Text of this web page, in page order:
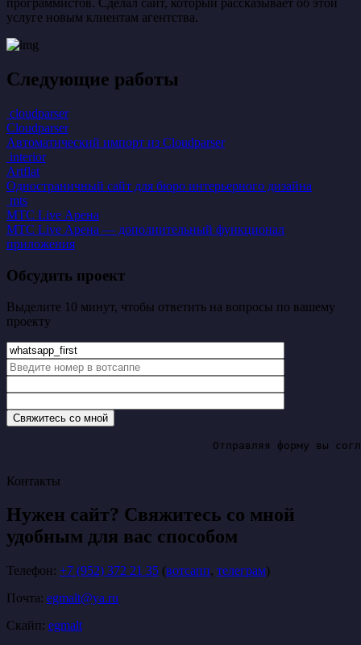
программистов. Сделал сайт, который рассказывает об этой
услуге новым клиентам агентства.
Следующие работы
cloudparser
Cloudparser
Автоматический импорт из Cloudparser
interior
Artflat
Одностраничный сайт для бюро интерьерного дизайна
mts
МТС Live Арена
МТС Live Арена — дополнительный функционал
приложения
Обсудить проект
Выделите 10 минут, чтобы ответить на вопросы по вашему
проекту
Контакты
Нужен сайт? Свяжитесь со мной
удобным для вас способом
Телефон: +7 (952) 372 21 35 (вотсапп, телеграм)
Почта: egmalt@ya.ru
Скайп: egmalt